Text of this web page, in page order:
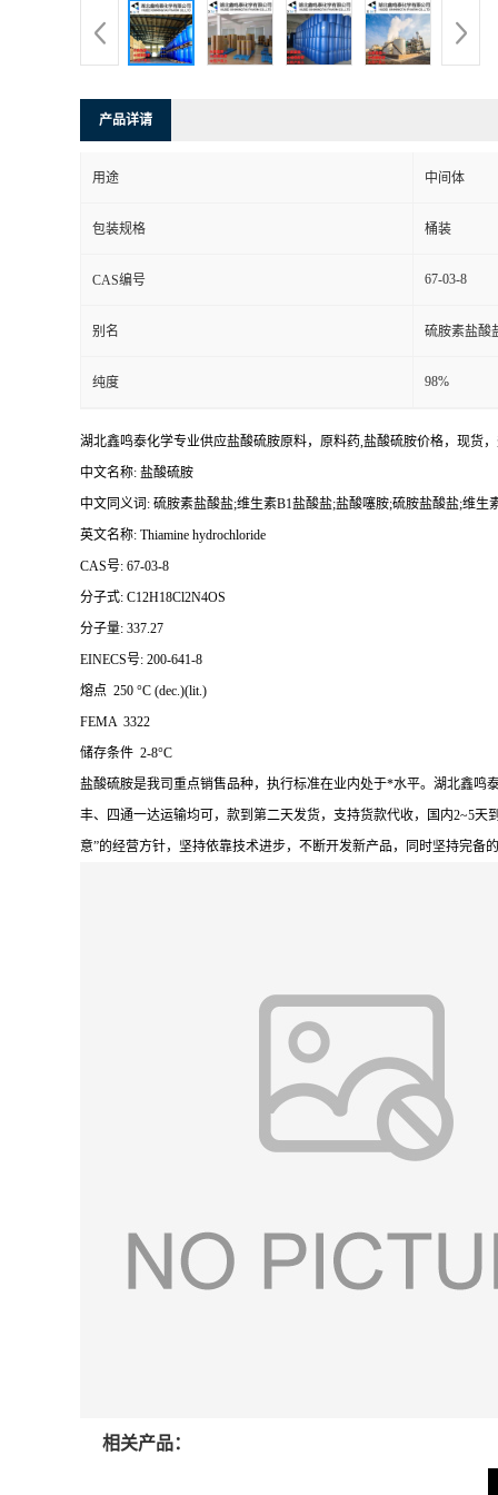
产品详请
用途 中间体
包装规格 桶装
CAS编号 67-03-8
别名 硫胺素盐酸
纯度 98%
湖北鑫鸣泰化学专业供应盐酸硫胺原料，原料药,盐酸硫胺价格，现货
中文名称: 盐酸硫胺
中文同义词: 硫胺素盐酸盐;维生素B1盐酸盐;盐酸噻胺;硫胺盐酸盐;维生
英文名称: Thiamine hydrochloride
CAS号: 67-03-8
分子式: C12H18Cl2N4OS
分子量: 337.27
EINECS号: 200-641-8
熔点 250 °C (dec.)(lit.)
FEMA 3322
储存条件 2-8°C
盐酸硫胺是我司重点销售品种，执行标准在业内处于*水平。湖北鑫鸣
丰、四通一达运输均可，款到第二天发货，支持货款代收，国内2~5
意”的经营方针，坚持依靠技术进步，不断开发新产品，同时坚持完
相关产品：